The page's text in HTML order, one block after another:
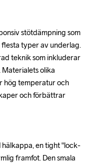
stötdämpning som
flesta typer av underlag.
teknik som inkluderar
olika
hög temperatur och
och förbättrar
en tight "lock-
framfot. Den smala
stötdämpning som
flesta typer av underlag.
teknik som inkluderar
olika
hög temperatur och
och förbättrar
en tight "lock-
framfot. Den smala